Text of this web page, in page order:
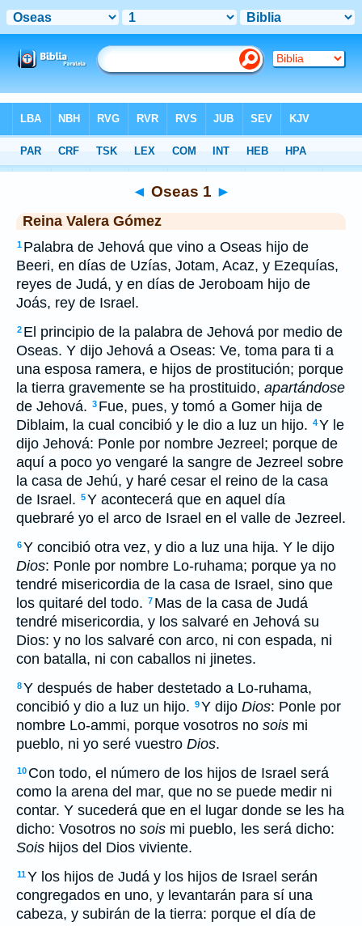
>RVG> Oseas 1
◄ Oseas 1 ►
Reina Valera Gómez
1 Palabra de Jehová que vino a Oseas hijo de
Beeri, en días de Uzías, Jotam, Acaz, y Ezequías,
reyes de Judá, y en días de Jeroboam hijo de
Joás, rey de Israel.
2 El principio de la palabra de Jehová por medio de
Oseas. Y dijo Jehová a Oseas: Ve, toma para ti a
una esposa ramera, e hijos de prostitución; porque
la tierra gravemente se ha prostituido, apartándose
de Jehová. 3 Fue, pues, y tomó a Gomer hija de
Diblaim, la cual concibió y le dio a luz un hijo. 4Y le
dijo Jehová: Ponle por nombre Jezreel; porque de
aquí a poco yo vengaré la sangre de Jezreel sobre
la casa de Jehú, y haré cesar el reino de la casa
de Israel. 5Y acontecerá que en aquel día
quebraré yo el arco de Israel en el valle de Jezreel.
6Y concibió otra vez, y dio a luz una hija. Y le dijo
Dios: Ponle por nombre Lo-ruhama; porque ya no
tendré misericordia de la casa de Israel, sino que
los quitaré del todo. 7 Mas de la casa de Judá
tendré misericordia, y los salvaré en Jehová su
Dios: y no los salvaré con arco, ni con espada, ni
con batalla, ni con caballos ni jinetes.
8Y después de haber destetado a Lo-ruhama,
concibió y dio a luz un hijo. 9Y dijo Dios: Ponle por
nombre Lo-ammi, porque vosotros no sois mi
pueblo, ni yo seré vuestro Dios.
10 Con todo, el número de los hijos de Israel será
como la arena del mar, que no se puede medir ni
contar. Y sucederá que en el lugar donde se les ha
dicho: Vosotros no sois mi pueblo, les será dicho:
Sois hijos del Dios viviente.
11Y los hijos de Judá y los hijos de Israel serán
congregados en uno, y levantarán para sí una
cabeza, y subirán de la tierra: porque el día de